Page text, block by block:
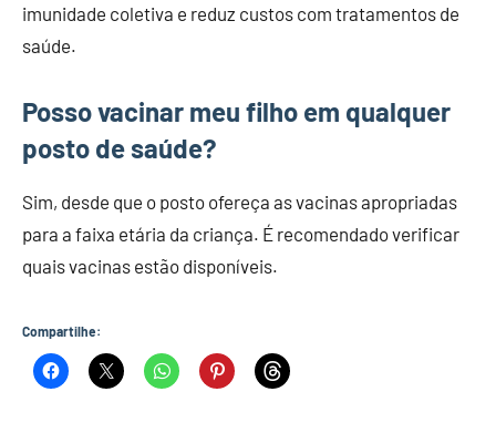
imunidade coletiva e reduz custos com tratamentos de
saúde.
Posso vacinar meu filho em qualquer
posto de saúde?
Sim, desde que o posto ofereça as vacinas apropriadas
para a faixa etária da criança. É recomendado verificar
quais vacinas estão disponíveis.
Compartilhe: